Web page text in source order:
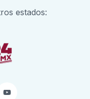
estados:
YouTube